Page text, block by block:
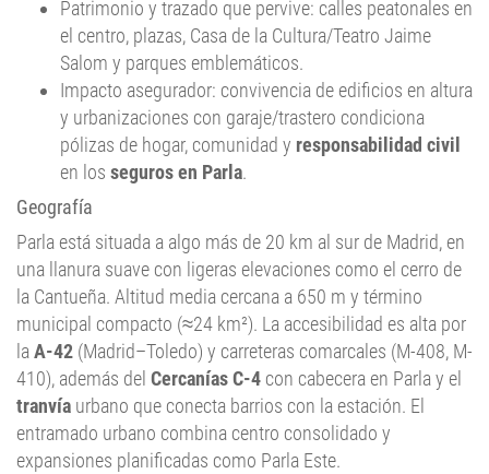
Patrimonio y trazado que pervive: calles peatonales en
el centro, plazas, Casa de la Cultura/Teatro Jaime
Salom y parques emblemáticos.
Impacto asegurador: convivencia de edificios en altura
y urbanizaciones con garaje/trastero condiciona
pólizas de hogar, comunidad y responsabilidad civil
en los seguros en Parla.
Geografía
Parla está situada a algo más de 20 km al sur de Madrid, en
una llanura suave con ligeras elevaciones como el cerro de
la Cantueña. Altitud media cercana a 650 m y término
municipal compacto (≈24 km²). La accesibilidad es alta por
laA-42 (Madrid–Toledo) y carreteras comarcales (M-408, M-
410), además del Cercanías C-4 con cabecera en Parla y el
tranvía urbano que conecta barrios con la estación. El
entramado urbano combina centro consolidado y
expansiones planificadas como Parla Este.